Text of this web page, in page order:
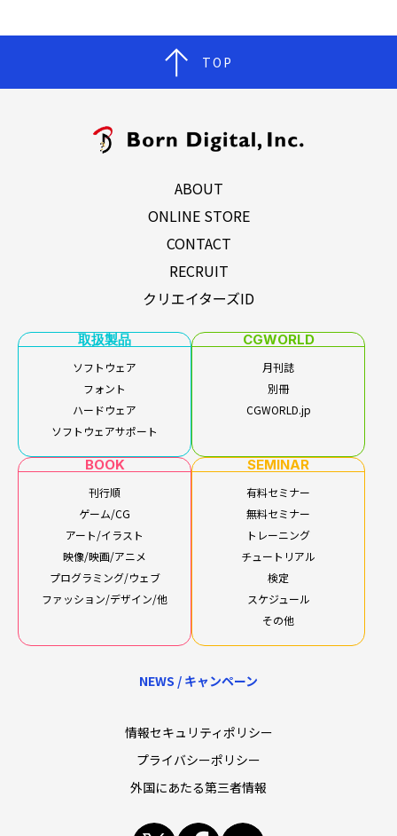
TOP
ABOUT
ONLINE STORE
CONTACT
RECRUIT
クリエイターズID
取扱製品
ソフトウェア
フォント
ハードウェア
ソフトウェアサポート
CGWORLD
月刊誌
別冊
CGWORLD.jp
BOOK
刊行順
ゲーム/CG
アート/イラスト
映像/映画/アニメ
プログラミング/ウェブ
ファッション/デザイン/他
SEMINAR
有料セミナー
無料セミナー
トレーニング
チュートリアル
検定
スケジュール
その他
NEWS / キャンペーン
情報セキュリティポリシー
プライバシーポリシー
外国にあたる第三者情報
x facebook